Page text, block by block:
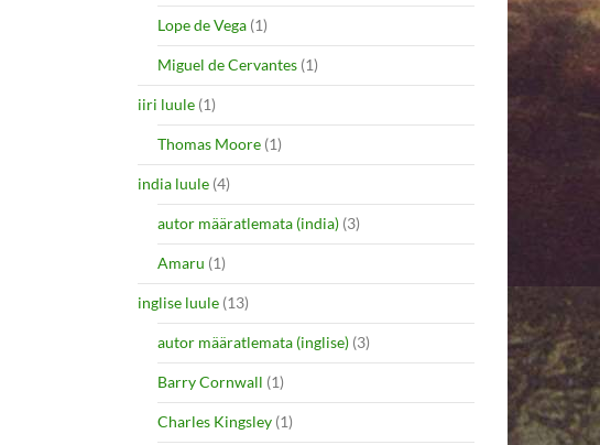
Lope de Vega (1)
Miguel de Cervantes (1)
iiri luule (1)
Thomas Moore (1)
india luule (4)
autor määratlemata (india) (3)
Amaru (1)
inglise luule (13)
autor määratlemata (inglise) (3)
Barry Cornwall (1)
Charles Kingsley (1)